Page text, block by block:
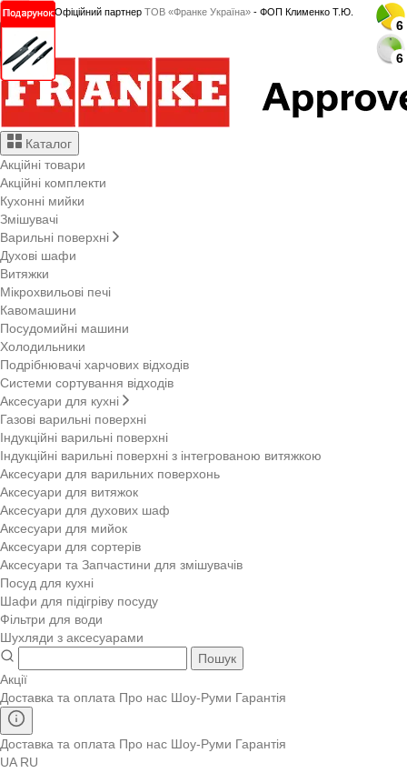
Офіційний партнер ТОВ «Франке Україна»- ФОП Клименко Т.Ю.
Каталог
Акційні товари
Акційні комплекти
Кухонні мийки
Змішувачі
Варильні поверхні
Духові шафи
Витяжки
Мікрохвильові печі
Кавомашини
Посудомийні машини
Холодильники
Подрібнювачі харчових відходів
Системи сортування відходів
Аксесуари для кухні
Газові варильні поверхні
Індукційні варильні поверхні
Індукційні варильні поверхні з інтегрованою витяжкою
Аксесуари для варильних поверхонь
Аксесуари для витяжок
Аксесуари для духових шаф
Аксесуари для мийок
Аксесуари для сортерів
Аксесуари та Запчастини для змішувачів
Посуд для кухні
Шафи для підігріву посуду
Фільтри для води
Шухляди з аксесуарами
Пошук
Акції
Доставка та оплата Про нас Шоу-Руми Гарантія
Доставка та оплата Про нас Шоу-Руми Гарантія
UA RU
6
6